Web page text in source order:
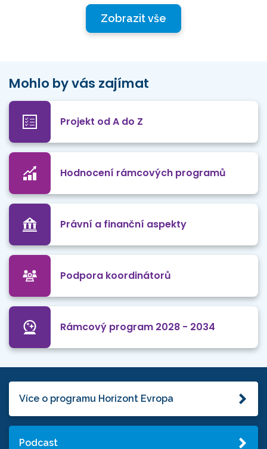
Zobrazit vše
Mohlo by vás zajímat
Projekt od A do Z
Hodnocení rámcových programů
Právní a finanční aspekty
Podpora koordinátorů
Rámcový program 2028 - 2034
Více o programu Horizont Evropa
Podcast